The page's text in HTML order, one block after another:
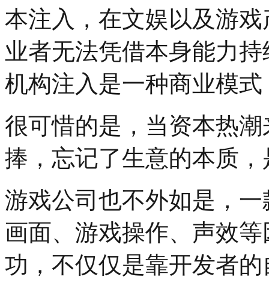
本注入，在文娱以及游
业者无法凭借本身能力
机构注入是一种商业模
很可惜的是，当资本热
捧，忘记了生意的本质
游戏公司也不外如是，
画面、游戏操作、声效
功，不仅仅是靠开发者